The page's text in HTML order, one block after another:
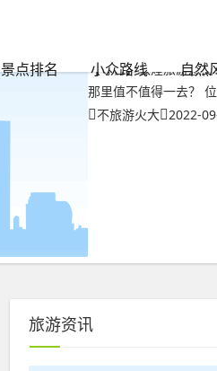
景点排名 小众路线 自然
【导言】敦煌旅游感
那里值不值得一去？
不旅游火大 2022-
旅游资讯